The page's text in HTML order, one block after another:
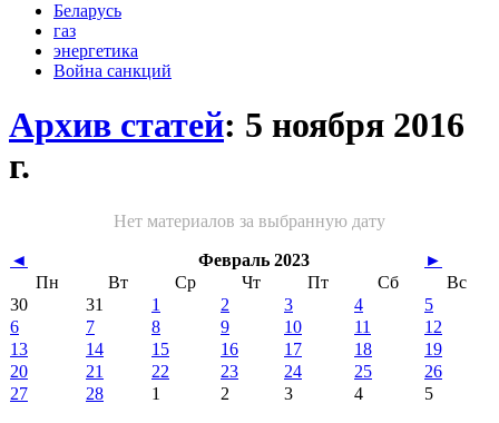
Беларусь
газ
энергетика
Война санкций
Архив статей: 5 ноября 2016
г.
Нет материалов за выбранную дату
◄ Февраль 2023
►
Пн
Вт Ср Чт Пт Сб
Вс
30
31 1 2 3 4
5
6
7 8 9 10 11
12
13
14 15 16 17 18
19
20
21 22 23 24 25
26
27
28 1 2 3 4 5